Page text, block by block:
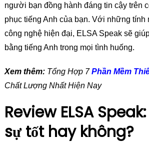
người bạn đồng hành đáng tin cậy trên
phục tiếng Anh của bạn. Với những tính
công nghệ hiện đại, ELSA Speak sẽ
bằng tiếng Anh trong mọi tình huống.
Xem thêm: Tổng Hợp 7 Phần Mềm
Chất Lượng Nhất Hiện Nay
Review ELSA
sự tốt hay không?